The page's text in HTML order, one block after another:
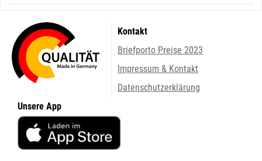
Kontakt
Briefporto Preise 2023
Impressum & Kontakt
Datenschutzerklärung
Unsere App